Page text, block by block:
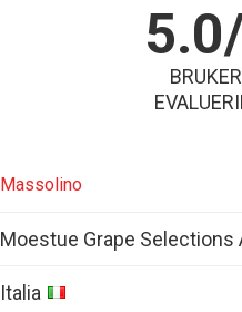
Massolino
Moestue Grape Selections
Italia